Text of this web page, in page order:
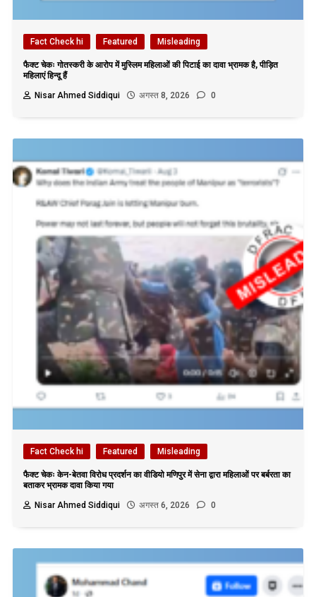
Fact Check hi Featured Misleading
फैक्ट चेकः गोतस्करी के आरोप में मुस्लिम महिलाओं की पिटाई का दावा भ्रामक है, पीड़ित
महिलाएं हिन्दू हैं
Nisar Ahmed Siddiqui
अगस्त 8, 2026 0
Fact Check hi Featured Misleading
फैक्ट चेकः केन-बेतवा विरोध प्रदर्शन का वीडियो मणिपुर में सेना द्वारा महिलाओं पर बर्बरता का
बताकर भ्रामक दावा किया गया
Nisar Ahmed Siddiqui
अगस्त 6, 2026 0